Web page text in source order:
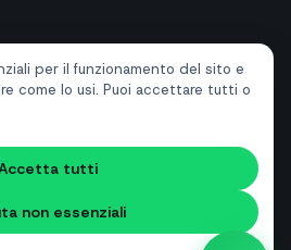
per il funzionamento del sito e
come lo usi. Puoi accettare tutti o
tutti
non essenziali